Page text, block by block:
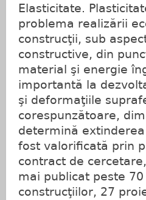
Elasticitate.
problema realizării
construcţii, sub
constructive, din
material şi energie
importantă la
şi deformaţiile
corespunzătoare,
determină
fost valorificată prin
contract de
mai publicat peste
construcţiilor, 27